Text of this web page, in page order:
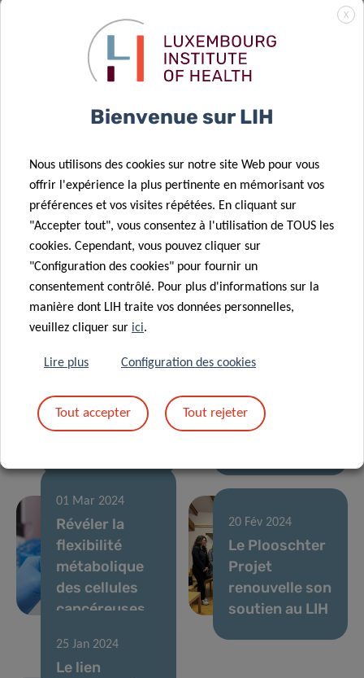
: Une nouvelle
combinaison
permet de
tumeurs
« voix » plus
forte aux
vocaux !
le suivi et la
rééducation
en plaques
grâce à la
« gamification »
Un
engagement
sans faille
recherche sur
le diabète
21 Mar 2024
hypoallergéniques
: rêve ou
20 Mar 2024
Lien
mécanique
révolutionnaire
établi entre le
régime
alimentaire,
intestinaux et
inflammatoires
de l’intestin
01 Mar 2024
Révéler la
flexibilité
métabolique
des cellules
cancéreuses
20 Fév 2024
Le Plooschter
Projet
renouvelle son
soutien au LIH
25 Jan 2024
Le lien
X
Bienvenue sur LIH
Nous utilisons des cookies sur notre site Web pour vous
offrir l'expérience la plus pertinente en mémorisant vos
préférences et vos visites répétées. En cliquant sur
"Accepter tout", vous consentez à l'utilisation de TOUS les
cookies. Cependant, vous pouvez cliquer sur
"Configuration des cookies" pour fournir un
consentement contrôlé. Pour plus d'informations sur la
manière dont LIH traite vos données personnelles,
veuillez cliquer sur ici.
Lire plus Configuration des cookies
Tout accepter Tout rejeter